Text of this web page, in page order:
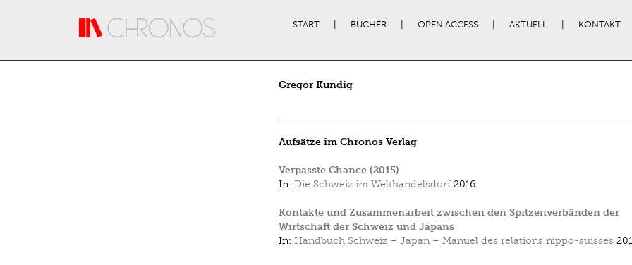
START BÜCHER OPEN ACCESS AKTUELL KONTAKT
Gregor Kündig
Aufsätze im Chronos Verlag
Verpasste Chance (2015)
In: Die Schweiz im Welthandelsdorf 2016.
Kontakte und Zusammenarbeit zwischen den Spitzenverbänden der
Wirtschaft der Schweiz und Japans
In: Handbuch Schweiz – Japan – Manuel des relations nippo-suisses